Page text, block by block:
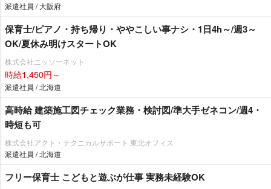
派遣社員 / 大阪府
保育士/ピアノ・持ち帰り・ややこしい事ナシ・1日4h～/週3～
OK/夏休み明けスタートOK
株式会社ニッソーネット
時給1,450円～
派遣社員 / 北海道
高時給 建築施工図チェック業務・検討図/準大手ゼネコン/週4・
時短も可
株式会社アクト・テクニカルサポート 東北オフィス
派遣社員 / 北海道
フリー保育士 こどもと遊ぶが仕事 実務未経験OK